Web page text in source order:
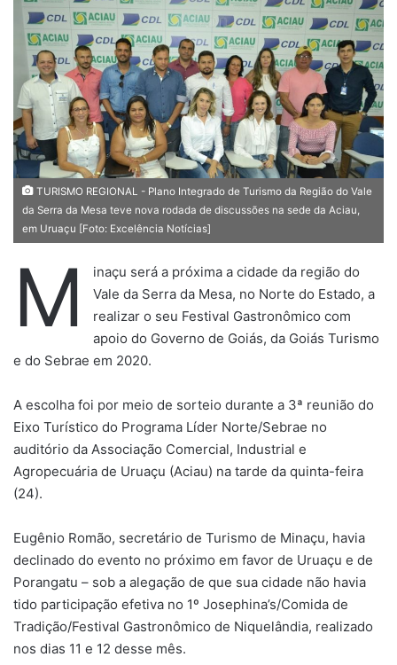
u
m
e
m
a
i
l
TURISMO REGIONAL - Plano Integrado de Turismo da Região do Vale
da Serra da Mesa teve nova rodada de discussões na sede da Aciau,
em Uruaçu [Foto: Excelência Notícias]
M
inaçu será a próxima a cidade da região do
Vale da Serra da Mesa, no Norte do Estado, a
realizar o seu Festival Gastronômico com
apoio do Governo de Goiás, da Goiás Turismo
e do Sebrae em 2020.
A escolha foi por meio de sorteio durante a 3ª reunião do
Eixo Turístico do Programa Líder Norte/Sebrae no
auditório da Associação Comercial, Industrial e
Agropecuária de Uruaçu (Aciau) na tarde da quinta-feira
(24).
Eugênio Romão, secretário de Turismo de Minaçu, havia
declinado do evento no próximo em favor de Uruaçu e de
Porangatu – sob a alegação de que sua cidade não havia
tido participação efetiva no 1º Josephina’s/Comida de
Tradição/Festival Gastronômico de Niquelândia, realizado
nos dias 11 e 12 desse mês.